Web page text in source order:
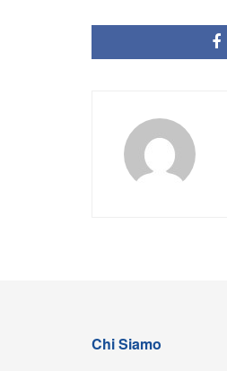
Chi Siamo